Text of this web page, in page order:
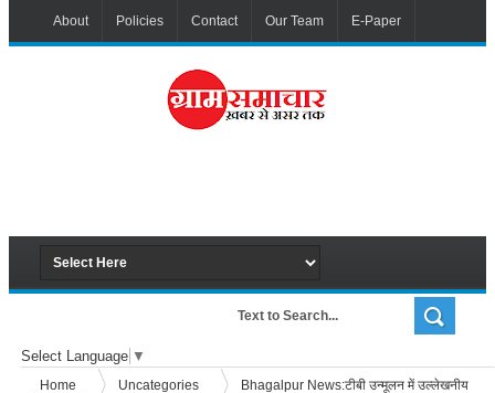
About Policies Contact Our Team E-Paper
Select Language ▼
Home Uncategories
Bhagalpur News:टीबी उन्मूलन में उल्लेखनीय